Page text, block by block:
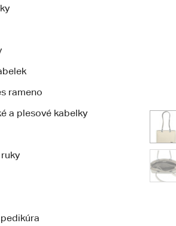
rameno
a plesové kabelky